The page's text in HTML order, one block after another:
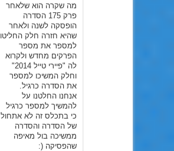
מה שקרה הוא שלאחר
פרק 175 הסדרה
הופסקה לשנה ולאחר
שהיא חזרה חלק החליטו
למספר את מספר
הפרקים מחדש ולקרוא
לה "פיירי טייל 2014"
וחלק המשיכו למספר
את הסדרה כרגיל.
אנחנו החלטנו על
להמשיך למספר כרגיל
כי בתכלס זה לא אתחול
של הסדרה והסדרה
ממשיכה בול מאיפה
שהפסיקה (: